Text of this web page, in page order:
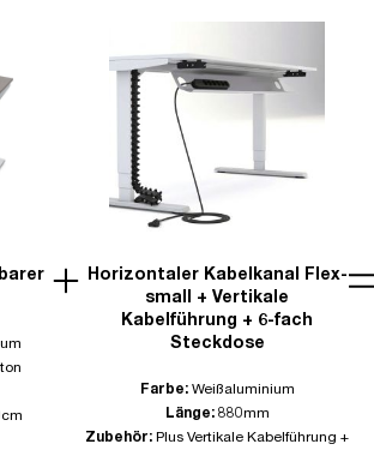
Horizontaler Kabelkanal Flex-
small + Vertikale
Kabelführung + 6-fach
Steckdose
Farbe: Weißaluminium
Länge: 880mm
Zubehör: Plus Vertikale Kabelführung +